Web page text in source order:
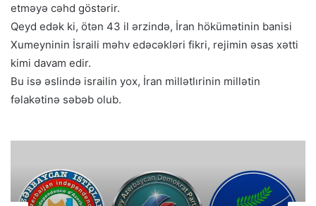
etməyə cəhd göstərir.
Qeyd edək ki, ötən 43 il ərzində, İran hökümətinin banisi
Xumeyninin İsraili məhv edəcəkləri fikri, rejimin əsas xətti
kimi davam edir.
Bu isə əslində israilin yox, İran millətlırinin millətin
fəlakətinə səbəb olub.